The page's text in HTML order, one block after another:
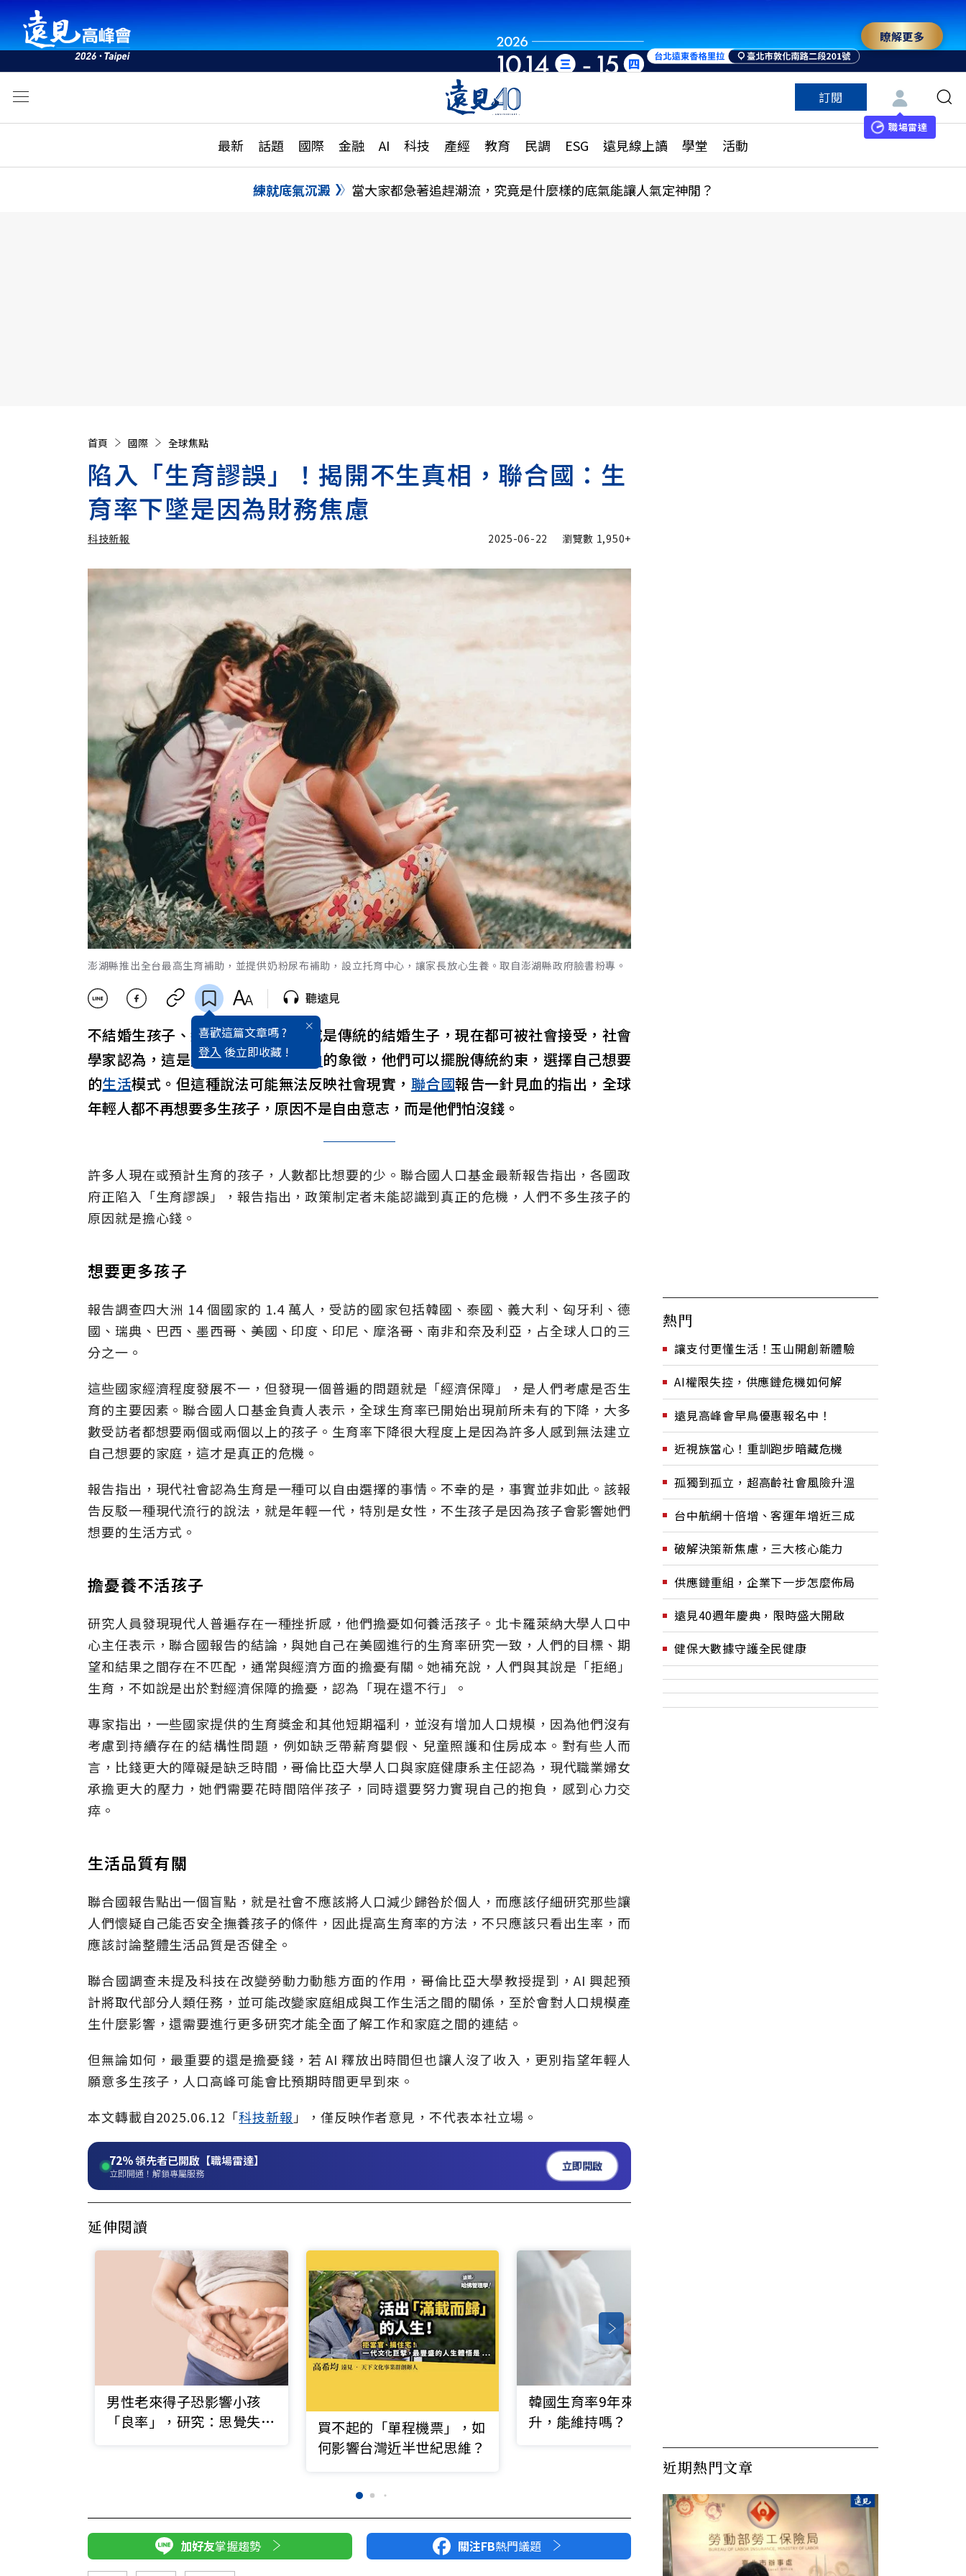
瞭解更多
訂閱
職場雷達
最新 話題 國際 金融 AI 科技 產經 教育 民調 ESG 遠見線上讀 學堂 活動
活動
話題
國際
特輯
大學升學、職涯攻略
縣市施政調查全解析
民調
更多訂閱方案
特色頻道
練就底氣沉澱 當大家都急著追趕潮流，究竟是什麼樣的底氣能讓人氣定神閒？
首頁 國際 全球焦點
陷入「生育謬誤」！揭開不生真相，聯合國：生
育率下墜是因為財務焦慮
科技新報 2025-06-22 瀏覽數 1,950+
澎湖縣推出全台最高生育補助，並提供奶粉尿布補助，設立托育中心，讓家長放心生養。取自澎湖縣政府臉書粉專。
喜歡這篇文章嗎 ?
登入 後立即收藏 !
聽遠見
不結婚生孩子、結了婚不生孩子，或是傳統的結婚生子，現在都可被社會接受，社會
學家認為，這是這一代年輕人更
自由的象徵，他們可以擺脫傳統約束，選擇自己想要
的生活模式。但這種說法可能無法反映社會現實， 聯合國報告一針見血的指出，全球
年輕人都不再想要多生孩子，原因不是自由意志，而是他們怕沒錢。
許多人現在或預計生育的孩子，人數都比想要的少。聯合國人口基金最新報告指出，各國政
府正陷入「生育謬誤」，報告指出，政策制定者未能認識到真正的危機，人們不多生孩子的
原因就是擔心錢。
想要更多孩子
報告調查四大洲 14 個國家的 1.4 萬人，受訪的國家包括韓國、泰國、義大利、匈牙利、德
國、瑞典、巴西、墨西哥、美國、印度、印尼、摩洛哥、南非和奈及利亞，占全球人口的三
分之一。
這些國家經濟程度發展不一，但發現一個普遍的問題就是「經濟保障」，是人們考慮是否生
育的主要因素。聯合國人口基金負責人表示，全球生育率已開始出現前所未有的下降，大多
數受訪者都想要兩個或兩個以上的孩子。生育率下降很大程度上是因為許多人感到無法建立
自己想要的家庭，這才是真正的危機。
報告指出，現代社會認為生育是一種可以自由選擇的事情。不幸的是，事實並非如此。該報
告反駁一種現代流行的說法，就是年輕一代，特別是女性，不生孩子是因為孩子會影響她們
想要的生活方式。
擔憂養不活孩子
研究人員發現現代人普遍存在一種挫折感，他們擔憂如何養活孩子。北卡羅萊納大學人口中
心主任表示，聯合國報告的結論，與她自己在美國進行的生育率研究一致，人們的目標、期
望和結果之間存在不匹配，通常與經濟方面的擔憂有關。她補充說，人們與其說是「拒絕」
生育，不如說是出於對經濟保障的擔憂，認為「現在還不行」。
專家指出，一些國家提供的生育獎金和其他短期福利，並沒有增加人口規模，因為他們沒有
考慮到持續存在的結構性問題，例如缺乏帶薪育嬰假、兒童照護和住房成本。對有些人而
言，比錢更大的障礙是缺乏時間，哥倫比亞大學人口與家庭健康系主任認為，現代職業婦女
承擔更大的壓力，她們需要花時間陪伴孩子，同時還要努力實現自己的抱負，感到心力交
瘁。
生活品質有關
聯合國報告點出一個盲點，就是社會不應該將人口減少歸咎於個人，而應該仔細研究那些讓
人們懷疑自己能否安全撫養孩子的條件，因此提高生育率的方法，不只應該只看出生率，而
應該討論整體生活品質是否健全。
聯合國調查未提及科技在改變勞動力動態方面的作用，哥倫比亞大學教授提到，AI 興起預
計將取代部分人類任務，並可能改變家庭組成與工作生活之間的關係，至於會對人口規模產
生什麼影響，還需要進行更多研究才能全面了解工作和家庭之間的連結。
但無論如何，最重要的還是擔憂錢，若 AI 釋放出時間但也讓人沒了收入，更別指望年輕人
願意多生孩子，人口高峰可能會比預期時間更早到來。
本文轉載自2025.06.12「科技新報 」，僅反映作者意見，不代表本社立場。
72%領先者已開啟【職場雷達】
立即開通！解鎖專屬服務
立即開啟
延伸閱讀
男性老來得子恐影響小孩
「良率」，研究：思覺失調
買不起的「單程機票」，如
何影響台灣近半世紀思維？
韓國生育率9年來首次回
升，能維持嗎？「不歡迎孩
加好友掌握趨勢 關注FB熱門議題
熱門
讓支付更懂生活！玉山開創新體驗
AI權限失控，供應鏈危機如何解
遠見高峰會早鳥優惠報名中！
近視族當心！重訓跑步暗藏危機
孤獨到孤立，超高齡社會風險升溫
台中航網十倍增、客運年增近三成
破解決策新焦慮，三大核心能力
供應鏈重組，企業下一步怎麼佈局
遠見40週年慶典，限時盛大開啟
健保大數據守護全民健康
近期熱門文章